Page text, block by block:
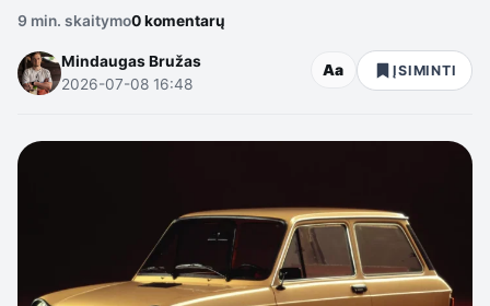
9 min. skaitymo0 komentarų
Mindaugas Bružas
2026-07-08 16:48
Aa ĮSIMINTI